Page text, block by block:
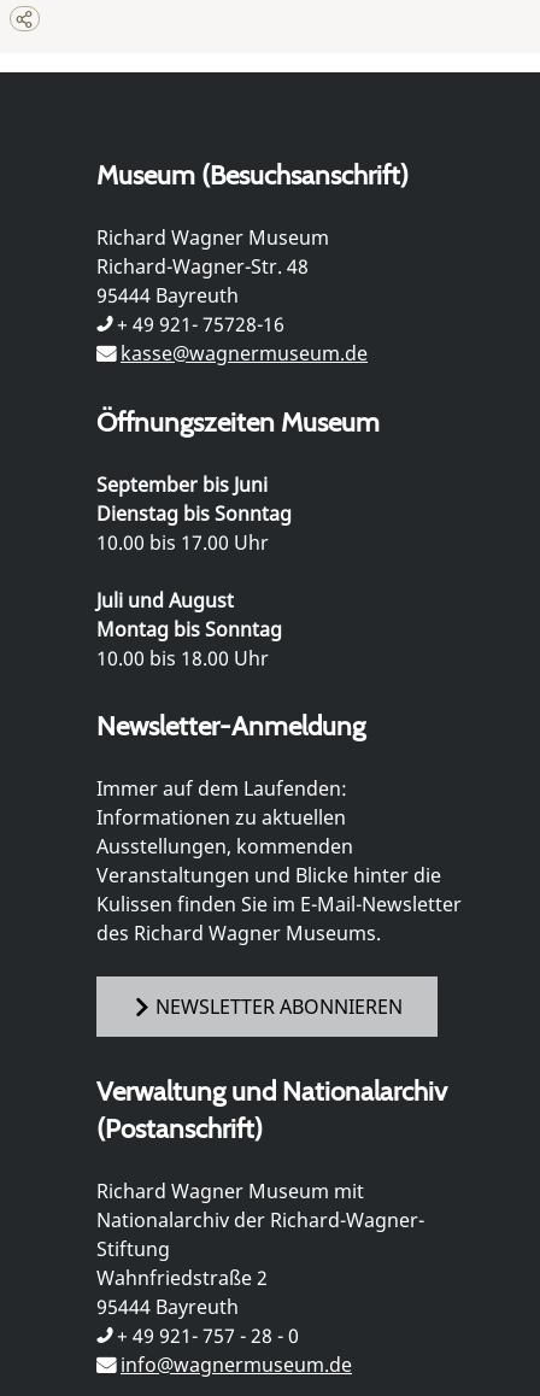
Museum (Besuchsanschrift)
Richard Wagner Museum
Richard-Wagner-Str. 48
95444 Bayreuth
+ 49 921- 75728-16
kasse@wagnermuseum.de
Öffnungszeiten Museum
September bis Juni
Dienstag bis Sonntag
10.00 bis 17.00 Uhr
Juli und August
Montag bis Sonntag
10.00 bis 18.00 Uhr
Newsletter-Anmeldung
Immer auf dem Laufenden:
Informationen zu aktuellen
Ausstellungen, kommenden
Veranstaltungen und Blicke hinter die
Kulissen finden Sie im E-Mail-Newsletter
des Richard Wagner Museums.
NEWSLETTER ABONNIEREN
Verwaltung und Nationalarchiv
(Postanschrift)
Richard Wagner Museum mit
Nationalarchiv der Richard-Wagner-
Stiftung
Wahnfriedstraße 2
95444 Bayreuth
+ 49 921- 757 - 28 - 0
info@wagnermuseum.de